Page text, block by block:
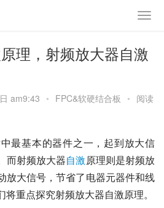
理，射频放大器自激
am9:43 • FPC&软硬结合板 • 阅读
最基本的器件之一，起到放大信
而射频放大器自激原理则是射频放
放大信号，节省了电器元器件和线
重点探究射频放大器自激原理。